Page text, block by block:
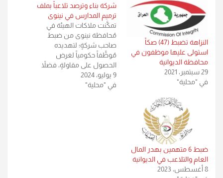
النزاهة تضبط (47) صكاً
استولى عليها موظفون في
محافظة الديوانية
29 سبتمبر، 2021
في "محلية"
شركة بناء وترصد تلاعباً بملف
ترميم المدارس في نينوى
تمكَّنت ملاكات الهيئة في
مُحافظة نينوى من ضبط
صاحب شركةٍ؛ لتهديده
مُوظَّفاً حكومياً لغرض
الحصول على مقاولةٍ، فضلاً
عن رصد تلاعبٍ في ملفّ
ترميم المدارس في مُديريَّة
9 يوليو، 2024
في "محلية"
ضبط 6 متهمين بهدر المال
العام والتلاعب في الديوانية
8 أغسطس، 2023